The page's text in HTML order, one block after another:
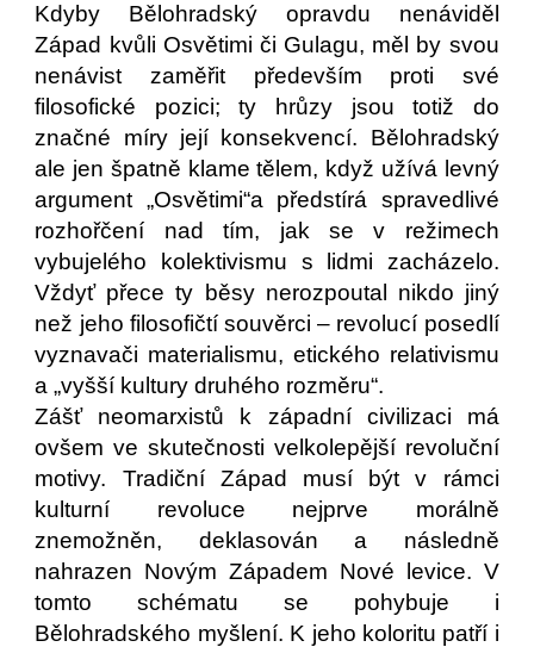
Kdyby Bělohradský opravdu nenáviděl
Západ kvůli Osvětimi či Gulagu, měl by svou
nenávist zaměřit především proti své
filosofické pozici; ty hrůzy jsou totiž do
značné míry její konsekvencí. Bělohradský
ale jen špatně klame tělem, když užívá levný
argument „Osvětimi“a předstírá spravedlivé
rozhořčení nad tím, jak se v režimech
vybujelého kolektivismu s lidmi zacházelo.
Vždyť přece ty běsy nerozpoutal nikdo jiný
než jeho filosofičtí souvěrci – revolucí posedlí
vyznavači materialismu, etického relativismu
a „vyšší kultury druhého rozměru“.
Zášť neomarxistů k západní civilizaci má
ovšem ve skutečnosti velkolepější revoluční
motivy. Tradiční Západ musí být v rámci
kulturní revoluce nejprve morálně
znemožněn, deklasován a následně
nahrazen Novým Západem Nové levice. V
tomto schématu se pohybuje i
Bělohradského myšlení. K jeho koloritu patří i